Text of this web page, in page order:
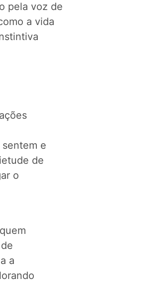
pela voz de
a vida
e
de
o
a